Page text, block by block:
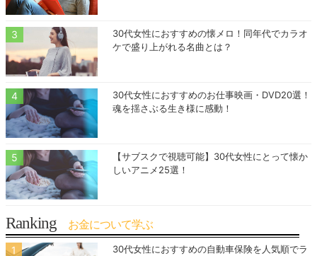
30代女性におすすめの懐メロ！同年代でカラオ
ケで盛り上がれる名曲とは？
30代女性におすすめのお仕事映画・DVD20選！
魂を揺さぶる生き様に感動！
【サブスクで視聴可能】30代女性にとって懐か
しいアニメ25選！
Ranking お金について学ぶ
30代女性におすすめの自動車保険を人気順でラ